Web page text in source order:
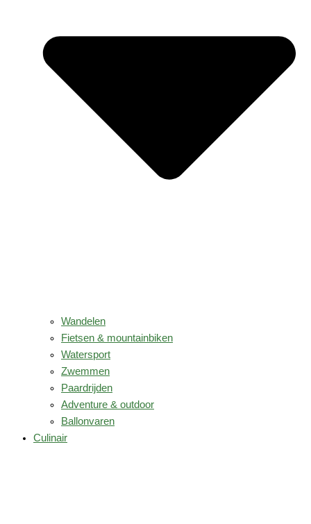
Wandelen
Fietsen & mountainbiken
Watersport
Zwemmen
Paardrijden
Adventure & outdoor
Ballonvaren
Culinair